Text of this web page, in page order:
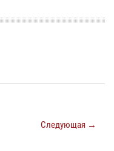
Следующая →